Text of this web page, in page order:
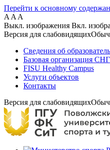
Перейти к основному
A A A
Выкл. изображения Вкл.
Версия для слабовидящих
Сведения об
Базовая организация СНГ
FISU Healthy Campus
Услуги объектов
Контакты
Версия для слабовидящих